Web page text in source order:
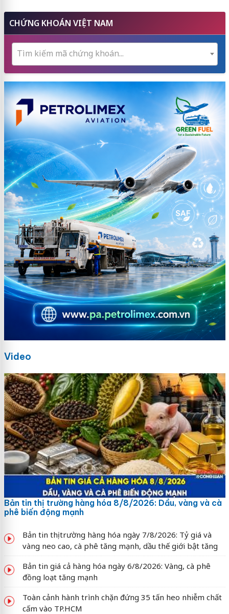
CHỨNG KHOÁN VIỆT NAM
Tìm kiếm mã chứng khoán...
Video
Bản tin thị trường hàng hóa 8/8/2026: Dầu, vàng và cà
phê biến động mạnh
Bản tin thị trường hàng hóa ngày 7/8/2026: Tỷ giá và
vàng neo cao, cà phê tăng mạnh, dầu thế giới bật tăng
Bản tin giá cả hàng hóa ngày 6/8/2026: Vàng, cà phê
đồng loạt tăng mạnh
Toàn cảnh hành trình chặn đứng 35 tấn heo nhiễm chất
cấm vào TP.HCM